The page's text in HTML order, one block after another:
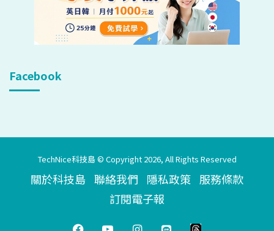
Facebook
TechNice科技島 © Copyright 2026, All Rights Reserved
關於科技島 聯絡我們 隱私政策 服務條款
訂閱電子報